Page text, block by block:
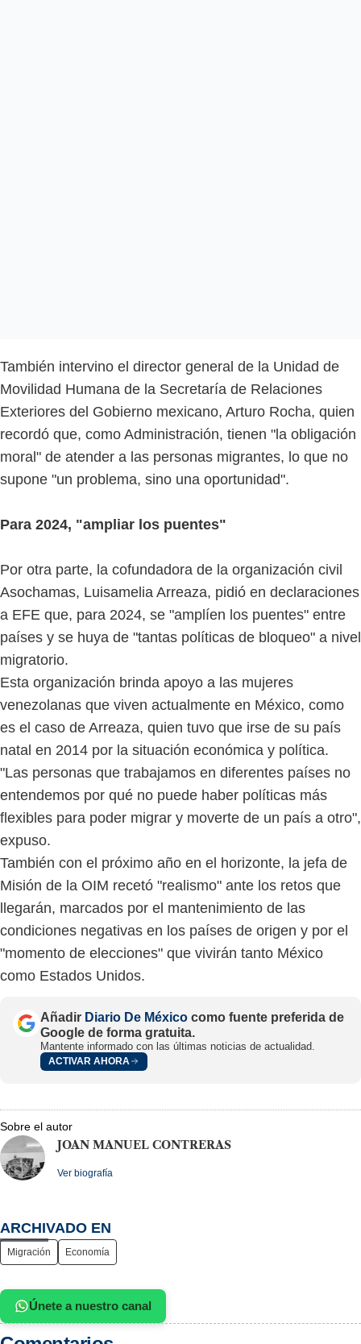
También intervino el director general de la Unidad de
Movilidad Humana de la Secretaría de Relaciones
Exteriores del Gobierno mexicano, Arturo Rocha, quien
recordó que, como Administración, tienen "la obligación
moral" de atender a las personas migrantes, lo que no
supone "un problema, sino una oportunidad".
Para 2024, "ampliar los puentes"
Por otra parte, la cofundadora de la organización civil
Asochamas, Luisamelia Arreaza, pidió en declaraciones
a EFE que, para 2024, se "amplíen los puentes" entre
países y se huya de "tantas políticas de bloqueo" a nivel
migratorio.
Esta organización brinda apoyo a las mujeres
venezolanas que viven actualmente en México, como
es el caso de Arreaza, quien tuvo que irse de su país
natal en 2014 por la situación económica y política.
"Las personas que trabajamos en diferentes países no
entendemos por qué no puede haber políticas más
flexibles para poder migrar y moverte de un país a otro",
expuso.
También con el próximo año en el horizonte, la jefa de
Misión de la OIM recetó "realismo" ante los retos que
llegarán, marcados por el mantenimiento de las
condiciones negativas en los países de origen y por el
"momento de elecciones" que vivirán tanto México
como Estados Unidos.
Añadir Diario De México como fuente preferida de
Google de forma gratuita.
Mantente informado con las últimas noticias de actualidad.
ACTIVAR AHORA
Sobre el autor
JOAN MANUEL CONTRERAS
Ver biografía
ARCHIVADO EN
Migración Economía
Únete a nuestro canal